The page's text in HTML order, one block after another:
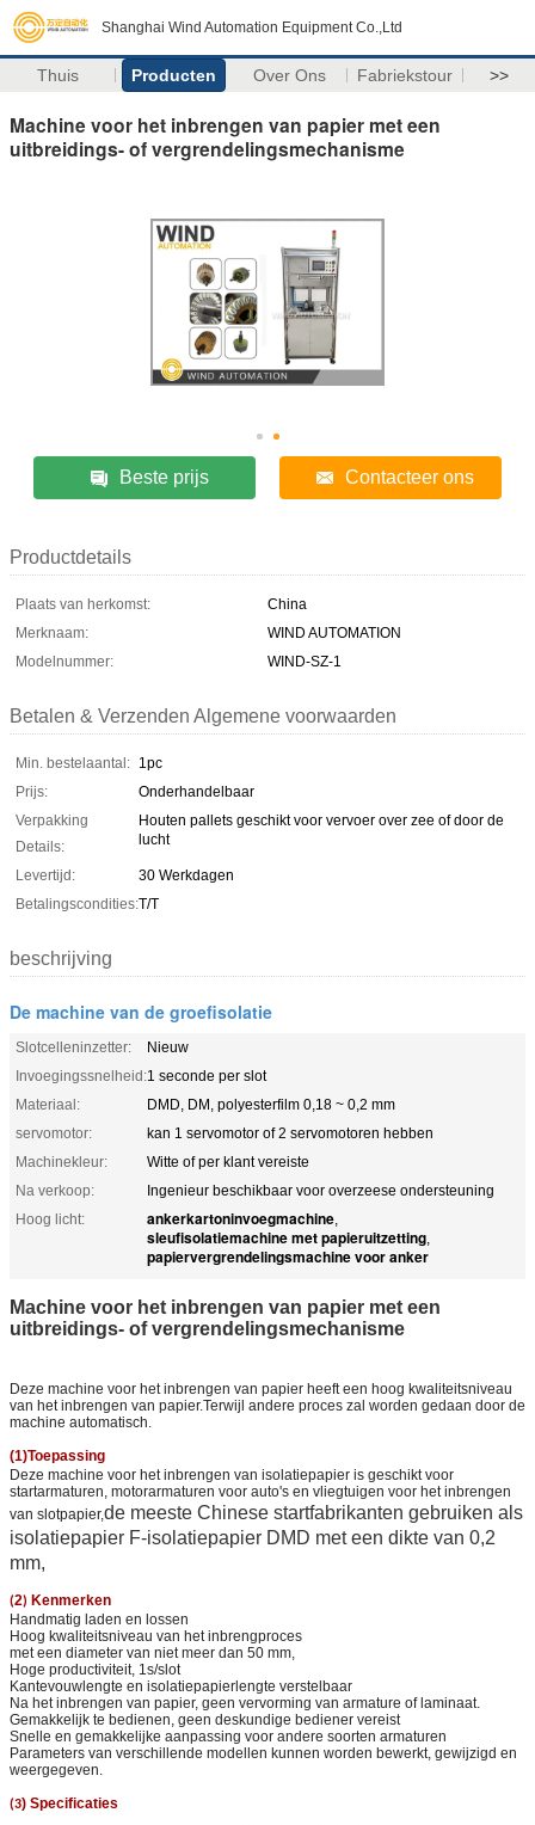
Shanghai Wind Automation Equipment Co.,Ltd
Thuis Producten Over Ons Fabriekstour >>
Machine voor het inbrengen van papier met een
uitbreidings- of vergrendelingsmechanisme
Beste prijs Contacteer ons
Productdetails
Plaats van herkomst:
China
Merknaam:
WIND AUTOMATION
Modelnummer:
WIND-SZ-1
Betalen & Verzenden Algemene voorwaarden
Min. bestelaantal: 1pc
Prijs:
Onderhandelbaar
Verpakking
Details:
Houten pallets geschikt voor vervoer over zee of door de
lucht
Levertijd:
30 Werkdagen
Betalingscondities:T/T
beschrijving
De machine van de groefisolatie
Slotcelleninzetter:
Nieuw
Invoegingssnelheid:1 seconde per slot
Materiaal:
DMD, DM, polyesterfilm 0,18 ~ 0,2 mm
servomotor:
kan 1 servomotor of 2 servomotoren hebben
Machinekleur:
Witte of per klant vereiste
Na verkoop:
Ingenieur beschikbaar voor overzeese ondersteuning
Hoog licht:
ankerkartoninvoegmachine,
sleufisolatiemachine met papieruitzetting,
papiervergrendelingsmachine voor anker
Machine voor het inbrengen van papier met een
uitbreidings- of vergrendelingsmechanisme
Deze machine voor het inbrengen van papier heeft een hoog kwaliteitsniveau
van het inbrengen van papier.Terwijl andere proces zal worden gedaan door de
machine automatisch.
(1)Toepassing
Deze machine voor het inbrengen van isolatiepapier is geschikt voor
startarmaturen, motorarmaturen voor auto's en vliegtuigen voor het inbrengen
van slotpapier,de meeste Chinese startfabrikanten gebruiken als
isolatiepapier F-isolatiepapier DMD met een dikte van 0,2
mm,
(2) Kenmerken
Handmatig laden en lossen
Hoog kwaliteitsniveau van het inbrengproces
met een diameter van niet meer dan 50 mm,
Hoge productiviteit, 1s/slot
Kantevouwlengte en isolatiepapierlengte verstelbaar
Na het inbrengen van papier, geen vervorming van armature of laminaat.
Gemakkelijk te bedienen, geen deskundige bediener vereist
Snelle en gemakkelijke aanpassing voor andere soorten armaturen
Parameters van verschillende modellen kunnen worden bewerkt, gewijzigd en
weergegeven.
(3) Specificaties